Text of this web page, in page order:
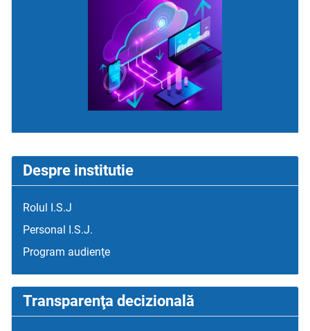
Despre institutie
Rolul I.S.J
Personal I.S.J.
Program audienţe
Transparenţa decizională